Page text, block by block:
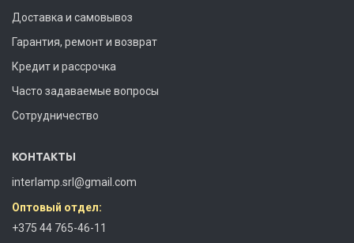
Доставка и самовывоз
Гарантия, ремонт и возврат
Кредит и рассрочка
Часто задаваемые вопросы
Сотрудничество
КОНТАКТЫ
interlamp.srl@gmail.com
Оптовый отдел:
+375 44 765-46-11